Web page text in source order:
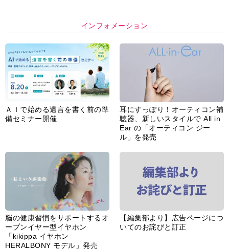
インフォメーション
ＡＩで始める遺言を書く前の準
備セミナー開催
耳にすっぽり！オーティコン補
聴器、新しいスタイルで All in
Ear の「オーティコン ジー
ル」を発売
脳の健康習慣をサポートするオ
ープンイヤー型イヤホン
「kikippa イヤホン
HERALBONY モデル」発売
【編集部より】広告ページにつ
いてのお詫びと訂正